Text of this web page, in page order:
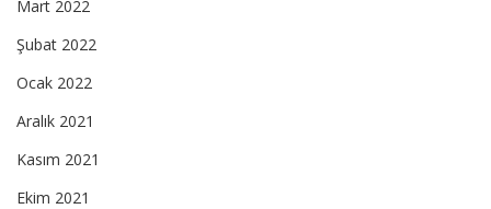
Mart 2022
Şubat 2022
Ocak 2022
Aralık 2021
Kasım 2021
Ekim 2021